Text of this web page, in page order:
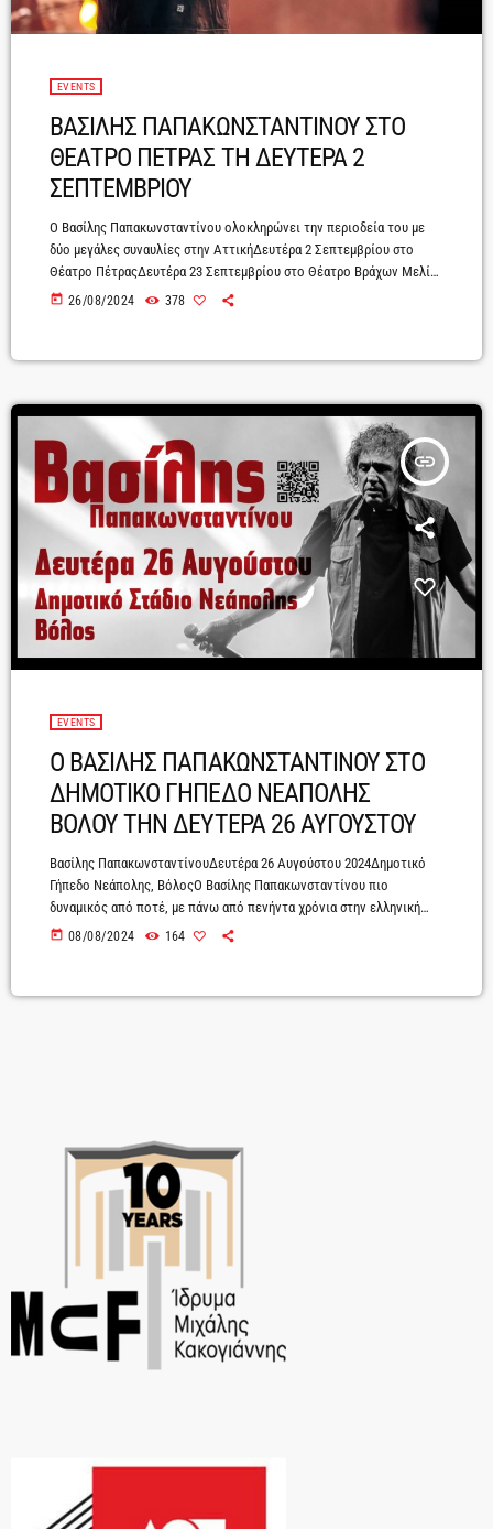
EVENTS
ΒΑΣΙΛΗΣ ΠΑΠΑΚΩΝΣΤΑΝΤΙΝΟΥ ΣΤΟ
ΘΕΑΤΡΟ ΠΕΤΡΑΣ ΤΗ ΔΕΥΤΕΡΑ 2
ΣΕΠΤΕΜΒΡΙΟΥ
Ο Βασίλης Παπακωνσταντίνου ολοκληρώνει την περιοδεία του με
δύο μεγάλες συναυλίες στην ΑττικήΔευτέρα 2 Σεπτεμβρίου στο
Θέατρο ΠέτραςΔευτέρα 23 Σεπτεμβρίου στο Θέατρο Βράχων Μελίνα
ΜερκούρηΜετά από μια μεγαλειώδη συναυλία στην Πλατεία Νερού, ο
Ελλάδα, τις οποίες ολοκληρώνει τον Σεπτέμβριο στην Αττική με
Δευτέρα 2 Σεπτεμβρίου […]
today 26/08/2024 378
insert_link
EVENTS
Ο ΒΑΣΙΛΗΣ ΠΑΠΑΚΩΝΣΤΑΝΤΙΝΟΥ ΣΤΟ
ΔΗΜΟΤΙΚΟ ΓΗΠΕΔΟ ΝΕΑΠΟΛΗΣ
ΒΟΛΟΥ ΤΗΝ ΔΕΥΤΕΡΑ 26 ΑΥΓΟΥΣΤΟΥ
Bασίλης ΠαπακωνσταντίνουΔευτέρα 26 Αυγούστου 2024Δημοτικό
Γήπεδο Νεάπολης, ΒόλοςΟ Βασίλης Παπακωνσταντίνου πιο
δυναμικός από ποτέ, με πάνω από πενήντα χρόνια στην ελληνική
δισκογραφία, συνεχίζει τα καλοκαιρινά του ραντεβού επί σκηνής και
Παπακωνσταντίνου με τη μαγική του φωνή θα μας παρασύρει ξανά
today 08/08/2024 164